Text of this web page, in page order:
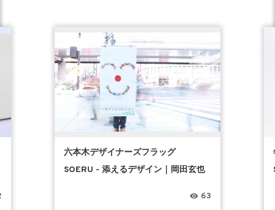
六本木デザイナーズフラッグ
SOERU - 添えるデザイン｜岡田玄也
63